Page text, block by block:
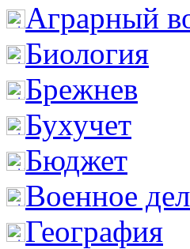
Аграрный
Биология
Брежнев
Бухучет
Бюджет
Военное
География